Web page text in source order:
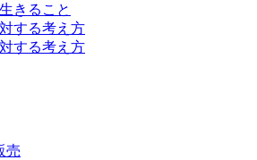
きること
する考え方
する考え方
売